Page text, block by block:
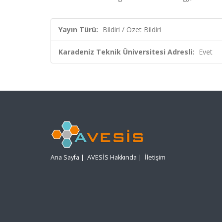
Yayın Türü: Bildiri / Özet Bildiri
Karadeniz Teknik Üniversitesi Adresli: Evet
Ana Sayfa | AVESİS Hakkında | İletişim